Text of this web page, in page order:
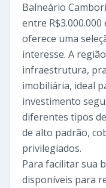
Balneário
entre R$3.000.000
oferece uma
interesse. A
infraestrutura,
imobiliária, ideal
investimento
diferentes tipos
de alto padrão,
privilegiados.
Para facilitar sua
disponíveis para